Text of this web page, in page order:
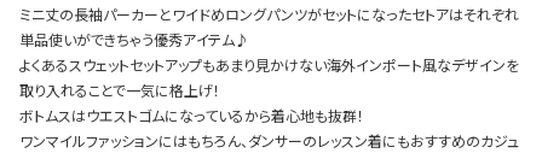
Instagram LIVE items
ミニ丈の長袖パーカーとワイドめロングパンツがセットになったセトアはそれぞれ
単品使いができちゃう優秀アイテム♪
よくあるスウェットセットアップもあまり見かけない海外インポート風なデザインを
取り入れることで一気に格上げ！
ボトムスはウエストゴムになっているから着心地も抜群！
ワンマイルファッションにはもちろん、ダンサーのレッスン着にもおすすめのカジュ